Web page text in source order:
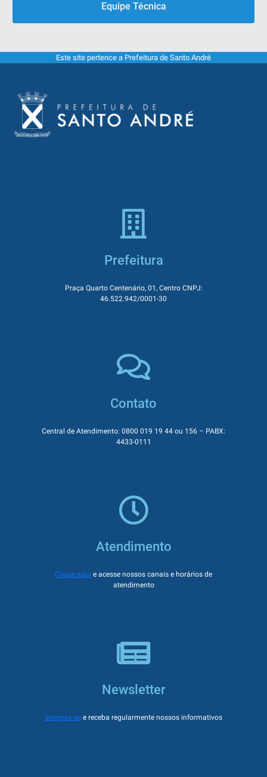
Equipe Técnica
Este site pertence a Prefeitura de Santo André
Prefeitura
Praça Quarto Centenário, 01, Centro CNPJ:
46.522.942/0001-30
Contato
Central de Atendimento: 0800 019 19 44 ou 156 – PABX:
4433-0111
Atendimento
Clique aqui e acesse nossos canais e horários de
atendimento
Newsletter
Inscreva-see receba regularmente nossos informativos